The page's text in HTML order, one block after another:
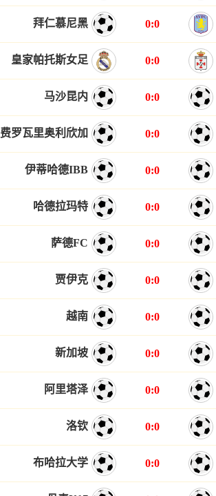
拜仁慕尼黑 0:0
皇家帕托斯女足 0:0
马沙昆内 0:0
费罗瓦里奥利欣加 0:0
伊蒂哈德IBB 0:0
哈德拉玛特 0:0
萨德FC 0:0
贾伊克 0:0
越南 0:0
新加坡 0:0
阿里塔泽 0:0
洛钦 0:0
布哈拉大学 0:0